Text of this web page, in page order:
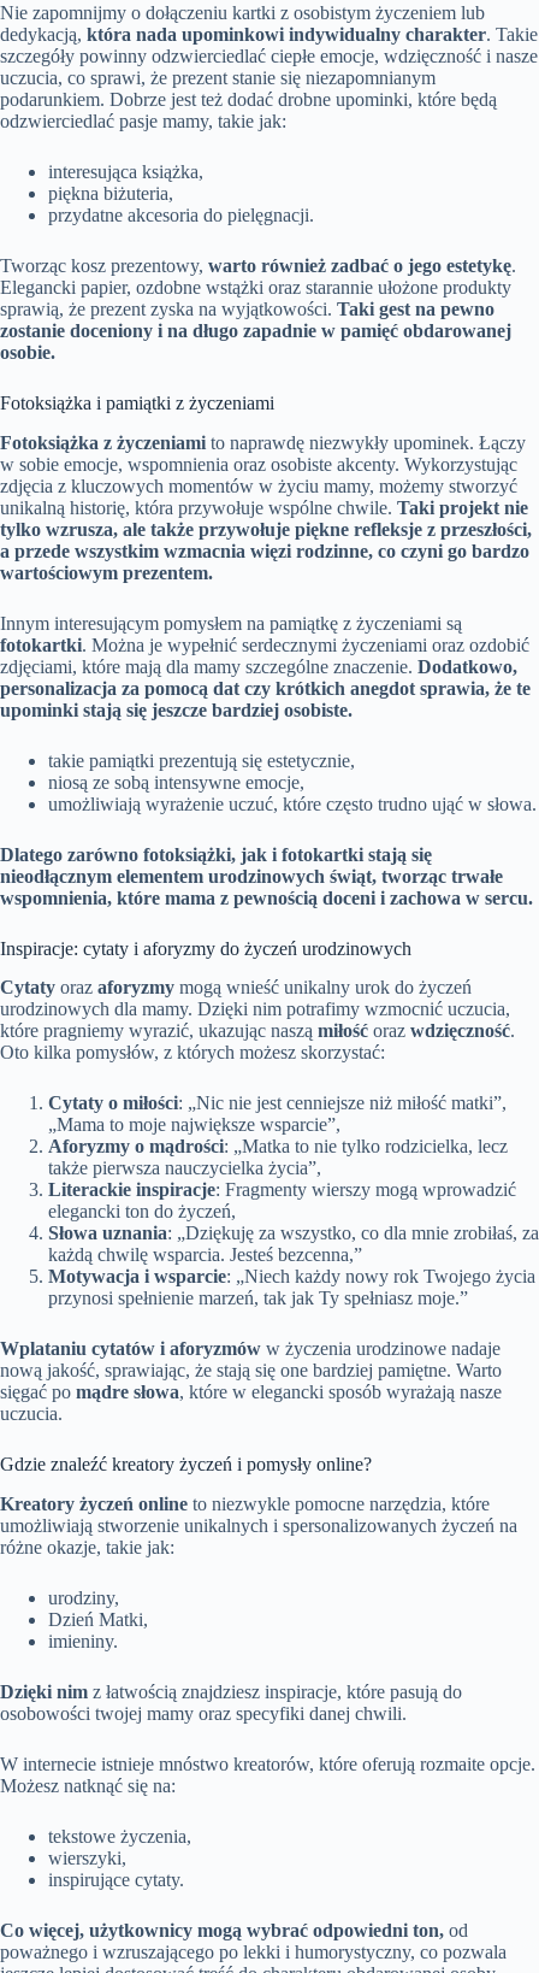
Nie zapomnijmy o dołączeniu kartki z osobistym życzeniem lub
dedykacją, która nada upominkowi indywidualny charakter. Takie
szczegóły powinny odzwierciedlać ciepłe emocje, wdzięczność i nasze
uczucia, co sprawi, że prezent stanie się niezapomnianym
podarunkiem. Dobrze jest też dodać drobne upominki, które będą
odzwierciedlać pasje mamy, takie jak:
interesująca książka,
piękna biżuteria,
przydatne akcesoria do pielęgnacji.
Tworząc kosz prezentowy, warto również zadbać o jego estetykę.
Elegancki papier, ozdobne wstążki oraz starannie ułożone produkty
sprawią, że prezent zyska na wyjątkowości. Taki gest na pewno
zostanie doceniony i na długo zapadnie w pamięć obdarowanej
osobie.
Fotoksiążka i pamiątki z życzeniami
Fotoksiążka z życzeniami to naprawdę niezwykły upominek. Łączy
w sobie emocje, wspomnienia oraz osobiste akcenty. Wykorzystując
zdjęcia z kluczowych momentów w życiu mamy, możemy stworzyć
unikalną historię, która przywołuje wspólne chwile. Taki projekt nie
tylko wzrusza, ale także przywołuje piękne refleksje z przeszłości,
a przede wszystkim wzmacnia więzi rodzinne, co czyni go bardzo
wartościowym prezentem.
Innym interesującym pomysłem na pamiątkę z życzeniami są
fotokartki. Można je wypełnić serdecznymi życzeniami oraz ozdobić
zdjęciami, które mają dla mamy szczególne znaczenie. Dodatkowo,
personalizacja za pomocą dat czy krótkich anegdot sprawia, że te
upominki stają się jeszcze bardziej osobiste.
takie pamiątki prezentują się estetycznie,
niosą ze sobą intensywne emocje,
umożliwiają wyrażenie uczuć, które często trudno ująć w słowa.
Dlatego zarówno fotoksiążki, jak i fotokartki stają się
nieodłącznym elementem urodzinowych świąt, tworząc trwałe
wspomnienia, które mama z pewnością doceni i zachowa w sercu.
Inspiracje: cytaty i aforyzmy do życzeń urodzinowych
Cytaty oraz aforyzmy mogą wnieść unikalny urok do życzeń
urodzinowych dla mamy. Dzięki nim potrafimy wzmocnić uczucia,
które pragniemy wyrazić, ukazując naszą miłość oraz wdzięczność.
Oto kilka pomysłów, z których możesz skorzystać:
Cytaty o miłości: „Nic nie jest cenniejsze niż miłość matki”,
„Mama to moje największe wsparcie”,
Aforyzmy o mądrości: „Matka to nie tylko rodzicielka, lecz
także pierwsza nauczycielka życia”,
Literackie inspiracje: Fragmenty wierszy mogą wprowadzić
elegancki ton do życzeń,
Słowa uznania: „Dziękuję za wszystko, co dla mnie zrobiłaś, za
każdą chwilę wsparcia. Jesteś bezcenna,”
Motywacja i wsparcie: „Niech każdy nowy rok Twojego życia
przynosi spełnienie marzeń, tak jak Ty spełniasz moje.”
Wplataniu cytatów i aforyzmów w życzenia urodzinowe nadaje
nową jakość, sprawiając, że stają się one bardziej pamiętne. Warto
sięgać po mądre słowa, które w elegancki sposób wyrażają nasze
uczucia.
Gdzie znaleźć kreatory życzeń i pomysły online?
Kreatory życzeń online to niezwykle pomocne narzędzia, które
umożliwiają stworzenie unikalnych i spersonalizowanych życzeń na
różne okazje, takie jak:
urodziny,
Dzień Matki,
imieniny.
Dzięki nim z łatwością znajdziesz inspiracje, które pasują do
osobowości twojej mamy oraz specyfiki danej chwili.
W internecie istnieje mnóstwo kreatorów, które oferują rozmaite opcje.
Możesz natknąć się na:
tekstowe życzenia,
wierszyki,
inspirujące cytaty.
Co więcej, użytkownicy mogą wybrać odpowiedni ton, od
poważnego i wzruszającego po lekki i humorystyczny, co pozwala